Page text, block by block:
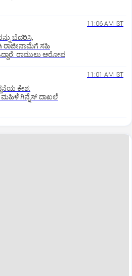
11:06 AM IST
ಬೆದರಿಸಿ,
ರಾಜೀನಾಮೆಗೆ ಸಹಿ
ರಾಮುಲು ಆರೋಪ
11:01 AM IST
ಕೇಶ:
ಮಹಿಳೆ ಗಿನ್ನೆಸ್‌ ದಾಖಲೆ